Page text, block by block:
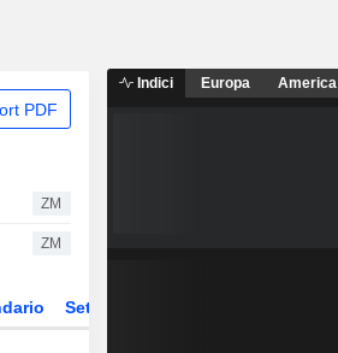
PDF
ZM
ZM
Settore
Indici Europa America